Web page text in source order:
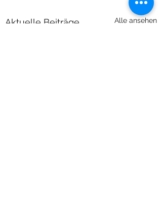
Aktuelle Beiträge Alle ansehen